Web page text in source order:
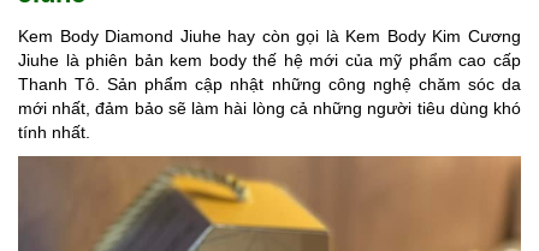
Kem Body Diamond Jiuhe hay còn gọi là Kem Body Kim Cương
Jiuhe là phiên bản kem body thế hệ mới của mỹ phẩm cao cấp
Thanh Tô. Sản phẩm cập nhật những công nghệ chăm sóc da
mới nhất, đảm bảo sẽ làm hài lòng cả những người tiêu dùng khó
tính nhất.